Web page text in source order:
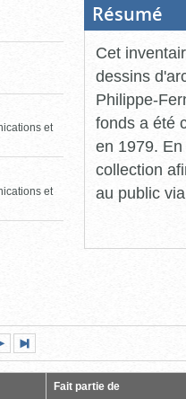
et
et
Résumé
Cet
dessins
Philippe-
fonds a été
en 1979.
collection
au public
page
Fait partie de